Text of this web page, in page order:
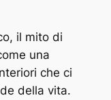
il mito di
una
che ci
della vita.